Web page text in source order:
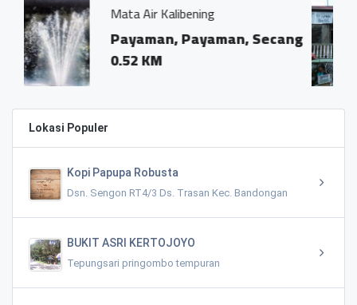
Kalibening
Payaman, Secang
Pemerintah
Dsn.
0.02 KM
Lokasi Populer
Kopi Papupa Robusta
Dsn. Sengon RT4/3 Ds. Trasan Kec. Bandongan
BUKIT ASRI KERTOJOYO
Tepungsari pringombo tempuran